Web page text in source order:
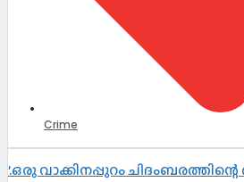
Crime
’.ഒരു വാക്കിനപ്പുറം